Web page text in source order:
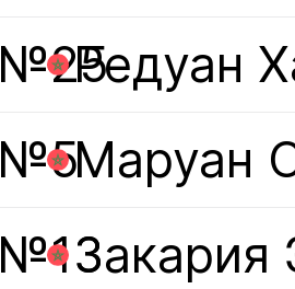
№25Редуан
№5Маруан
№13Закария